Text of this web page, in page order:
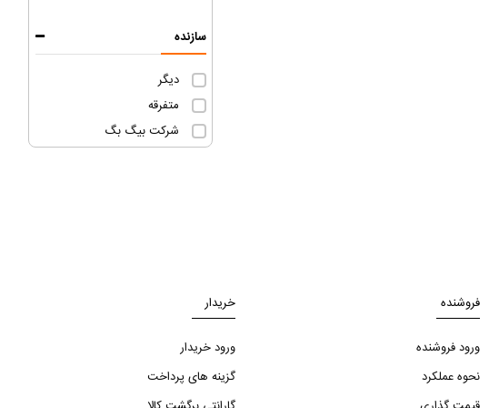
سازنده
دیگر
متفرقه
شرکت بیگ بگ
فروشنده
ورود فروشنده
نحوه عملکرد
خریدار
ورود خریدار
گزینه های پرداخت